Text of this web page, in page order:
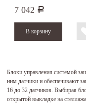
7 042 Р
Блоки управления системой
ним датчики и обеспечивают
16 до 32 датчиков. Выбирая
открытой выкладке на